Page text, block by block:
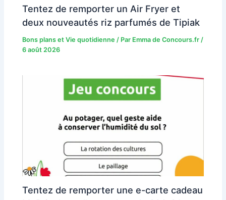
Tentez de remporter un Air Fryer et
deux nouveautés riz parfumés de Tipiak
Bons plans et Vie quotidienne / Par Emma de Concours.fr/
6 août 2026
Tentez de remporter une e-carte cadeau